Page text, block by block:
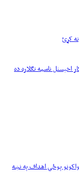
کړئ
اخیستل ناسمه تګلاره ده
پوځي اهداف په نښه